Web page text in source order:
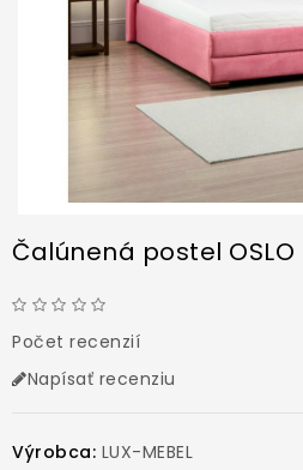
Čalúnená postel OSLO
Počet recenzií
Napísať recenziu
Výrobca: LUX-MEBEL